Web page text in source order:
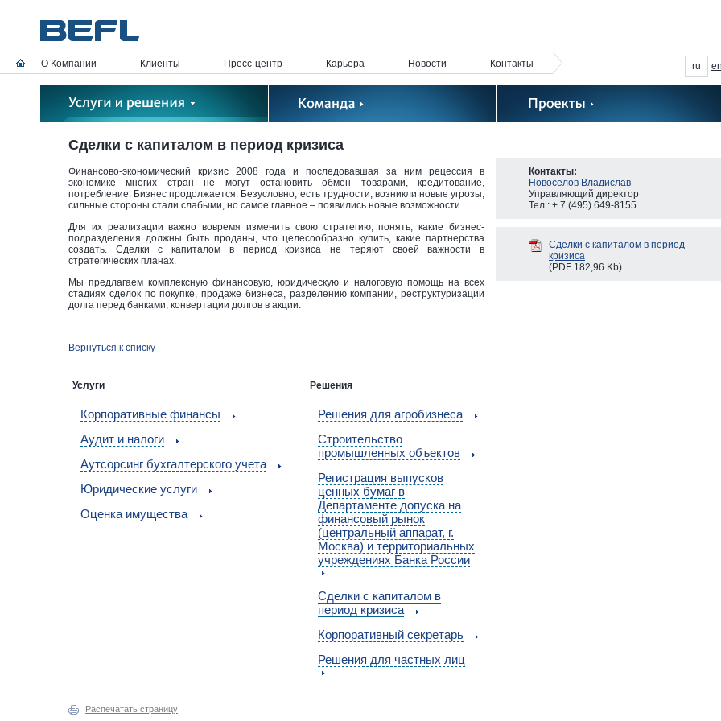
О Компании Клиенты Пресс-центр Карьера Новости Контакты ru
Сделки с капиталом в период кризиса
Финансово-экономический кризис 2008 года и последовавшая за ним рецессия в
экономике многих стран не могут остановить обмен товарами, кредитование,
потребление. Бизнес продолжается. Безусловно, есть трудности, возникли новые угрозы,
сильные стороны стали слабыми, но самое главное – появились новые возможности.
Для их реализации важно вовремя изменить свою стратегию, понять, какие бизнес-
подразделения должны быть проданы, что целесообразно купить, какие партнерства
создать. Сделки с капиталом в период кризиса не теряют своей важности в
стратегических планах.
Мы предлагаем комплексную финансовую, юридическую и налоговую помощь на всех
стадиях сделок по покупке, продаже бизнеса, разделению компании, реструктуризации
долга перед банками, конвертации долгов в акции.
Вернуться к списку
Услуги
Корпоративные финансы
Аудит и налоги
Аутсорсинг бухгалтерского учета
Юридические услуги
Оценка имущества
Решения
Решения для агробизнеса
Cтроительство
промышленных объектов
Регистрация выпусков
ценных бумаг в
Департаменте допуска на
финансовый рынок
(центральный аппарат, г.
Москва) и территориальных
учреждениях Банка России
Сделки с капиталом в
период кризиса
Корпоративный секретарь
Решения для частных лиц
Контакты:
Новоселов Владислав
Управляющий директор
Тел.: + 7 (495) 649-8155
Сделки с капиталом в период
кризиса
(PDF 182,96 Kb)
Распечатать страницу